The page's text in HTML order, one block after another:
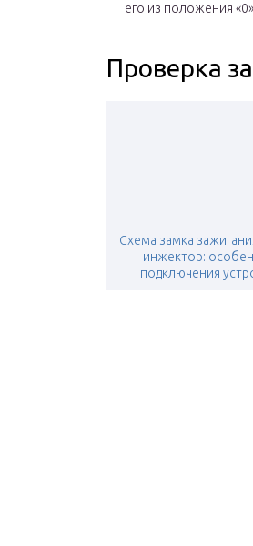
его из положения
Проверка
Схема замка
инжектор:
подключения